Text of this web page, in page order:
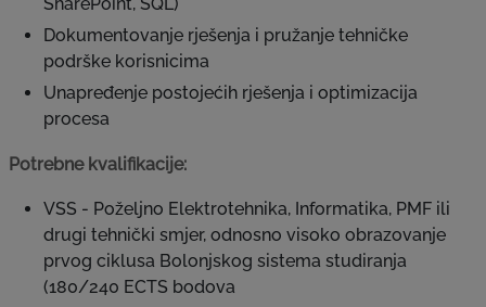
Dokumentovanje rješenja i pružanje tehničke
podrške korisnicima
Unapređenje postojećih rješenja i optimizacija
procesa
Potrebne kvalifikacije:
VSS - Poželjno Elektrotehnika, Informatika, PMF ili
drugi tehnički smjer, odnosno visoko obrazovanje
prvog ciklusa Bolonjskog sistema studiranja
(180/240 ECTS bodova